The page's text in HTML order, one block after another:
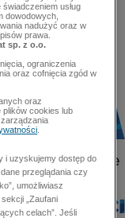
usług
dowodowych,
nadużyć oraz w
prawa.
sp. z o.o.
ograniczenia
oraz cofnięcia zgód w
oraz
plików cookies lub
i uzyskujemy dostęp do
przeglądania czy
umożliwiasz
„Zaufani
celach”. Jeśli